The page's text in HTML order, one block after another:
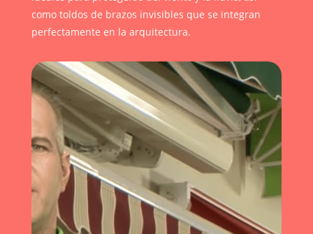
como toldos de brazos invisibles que se integran
perfectamente en la arquitectura.